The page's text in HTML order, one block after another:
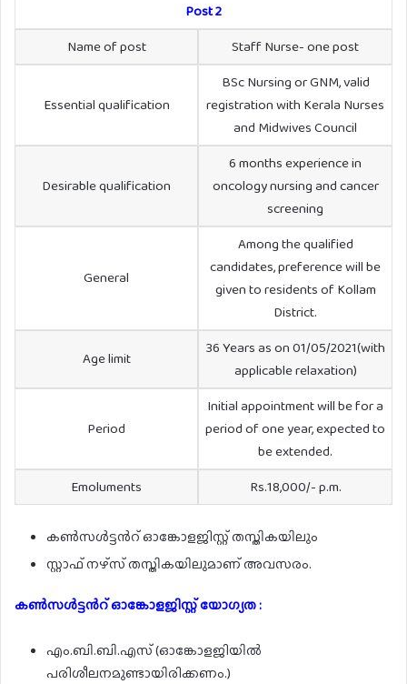
Post 2
Name of post
Staff Nurse- one post
Essential qualification
BSc Nursing or GNM, valid
registration with Kerala Nurses
and Midwives Council
Desirable qualification
6 months experience in
oncology nursing and cancer
screening
General
Among the qualified
candidates, preference will be
given to residents of Kollam
District.
Age limit
36 Years as on 01/05/2021(with
applicable relaxation)
Period
Initial appointment will be for a
period of one year, expected to
be extended.
Emoluments
Rs.18,000/- p.m.
കൺസൾട്ടൻറ് ഓങ്കോളജിസ്റ്റ് തസ്തികയിലും
സ്റ്റാഫ് നഴ്സ് തസ്തികയിലുമാണ് അവസരം.
കൺസൾട്ടൻറ് ഓങ്കോളജിസ്റ്റ് യോഗ്യത :
എം.ബി.ബി.എസ് (ഓങ്കോളജിയിൽ
പരിശീലനമുണ്ടായിരിക്കണം.)